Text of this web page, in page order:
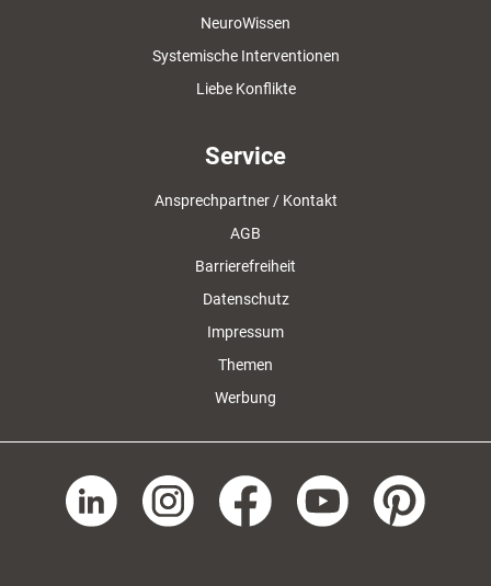
NeuroWissen
Systemische Interventionen
Liebe Konflikte
Service
Ansprechpartner / Kontakt
AGB
Barrierefreiheit
Datenschutz
Impressum
Themen
Werbung